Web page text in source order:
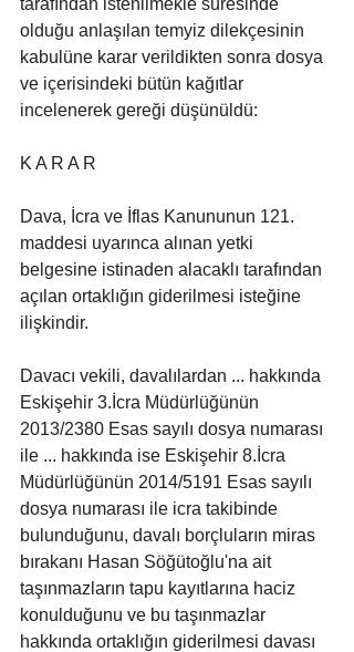
olduğu anlaşılan temyiz dilekçesinin
kabulüne karar verildikten sonra dosya
ve içerisindeki bütün kağıtlar
incelenerek gereği düşünüldü:
K A R A R
Dava, İcra ve İflas Kanununun 121.
maddesi uyarınca alınan yetki
belgesine istinaden alacaklı tarafından
açılan ortaklığın giderilmesi isteğine
ilişkindir.
Davacı vekili, davalılardan ... hakkında
Eskişehir 3.İcra Müdürlüğünün
2013/2380 Esas sayılı dosya numarası
ile ... hakkında ise Eskişehir 8.İcra
Müdürlüğünün 2014/5191 Esas sayılı
dosya numarası ile icra takibinde
bulunduğunu, davalı borçluların miras
bırakanı Hasan Söğütoğlu'na ait
taşınmazların tapu kayıtlarına haciz
konulduğunu ve bu taşınmazlar
hakkında ortaklığın giderilmesi davası